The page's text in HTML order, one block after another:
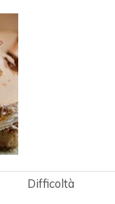
Difficoltà